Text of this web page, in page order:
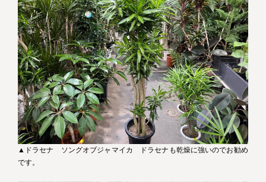
▲ドラセナ ソングオブジャマイカ ドラセナも乾燥に強いのでお勧め
です。